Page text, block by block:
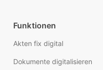
Funktionen
Akten fix digital
Dokumente digitalisieren